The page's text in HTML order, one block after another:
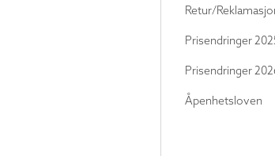
Retur/
Prisendringer
Prisendringer
Åpenhetsloven